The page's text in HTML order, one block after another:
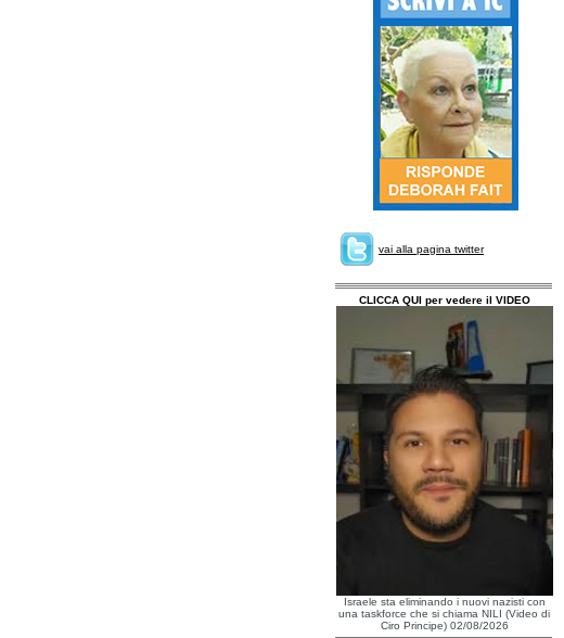
vai alla pagina twitter
CLICCA QUI per vedere il VIDEO
Israele sta eliminando i nuovi nazisti con
una taskforce che si chiama NILI (Video di
Ciro Principe) 02/08/2026